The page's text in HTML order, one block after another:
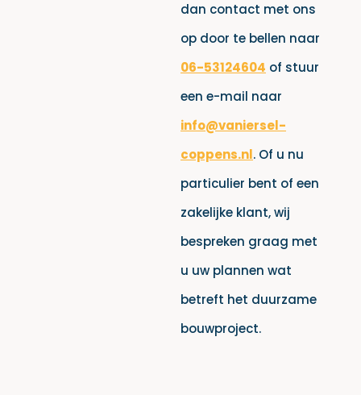
dan contact met ons
op door te bellen naar
06-53124604 of stuur
een e-mail naar
info@vaniersel-
coppens.nl. Of u nu
particulier bent of een
zakelijke klant, wij
bespreken graag met
u uw plannen wat
betreft het duurzame
bouwproject.